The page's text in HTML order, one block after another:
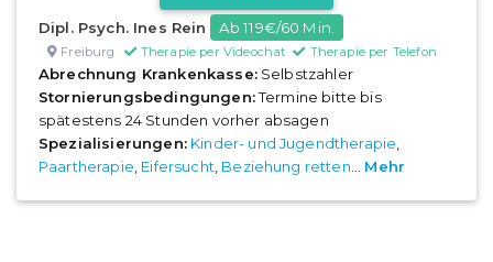
Dipl. Psych. Ines Rein Ab 119€/60 Min.
Freiburg Therapie per Videochat Therapie per Telefon
Abrechnung Krankenkasse:Selbstzahler
Stornierungsbedingungen:Termine bitte bis
spätestens 24 Stunden vorher absagen
Spezialisierungen: Kinder- und Jugendtherapie
Paartherapie Eifersucht Beziehung retten Mehr